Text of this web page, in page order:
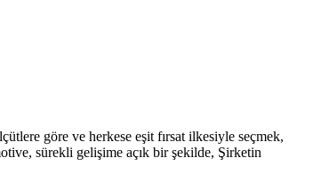
göre ve herkese eşit fırsat ilkesiyle seçmek,
sürekli gelişime açık bir şekilde, Şirketin